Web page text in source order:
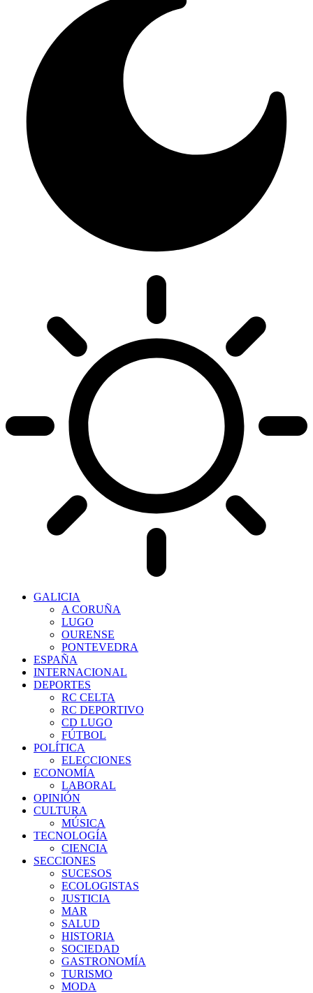
GALICIA
A CORUÑA
LUGO
OURENSE
PONTEVEDRA
ESPAÑA
INTERNACIONAL
DEPORTES
RC CELTA
RC DEPORTIVO
CD LUGO
FÚTBOL
POLÍTICA
ELECCIONES
ECONOMÍA
LABORAL
OPINIÓN
CULTURA
MÚSICA
TECNOLOGÍA
CIENCIA
SECCIONES
SUCESOS
ECOLOGISTAS
JUSTICIA
MAR
SALUD
HISTORIA
SOCIEDAD
GASTRONOMÍA
TURISMO
MODA